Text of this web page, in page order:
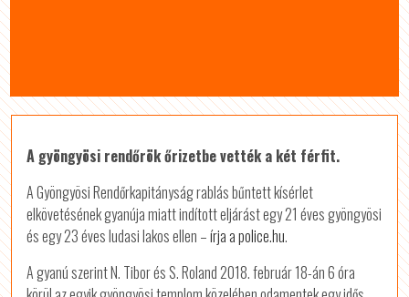
A gyöngyösi rendőrök őrizetbe vették a két férfit.
A Gyöngyösi Rendőrkapitányság rablás bűntett kísérlet
elkövetésének gyanúja miatt indított eljárást egy 21 éves gyöngyösi
és egy 23 éves ludasi lakos ellen –írja a police.hu.
A gyanú szerint N. Tibor és S. Roland 2018. február 18-án 6 óra